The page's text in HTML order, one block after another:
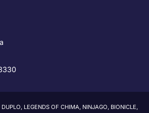
LEGENDS OF CHIMA, NINJAGO, BIONICLE,